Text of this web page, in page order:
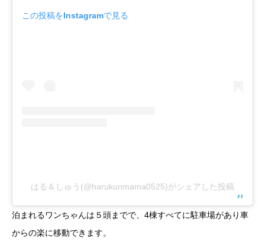
この投稿をInstagramで見る
はる＆しゅう(@harukunmama0525)がシェアした投稿
泊まれるワンちゃんは５頭までで、4棟すべてに駐車場があり車
からの楽に移動できます。